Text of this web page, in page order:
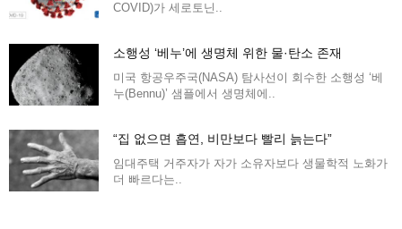
COVID)가 세로토닌..
소행성 ‘베누’에 생명체 위한 물·탄소 존재
미국 항공우주국(NASA) 탐사선이 회수한 소행성 ‘베
누(Bennu)’ 샘플에서 생명체에..
“집 없으면 흡연, 비만보다 빨리 늙는다”
임대주택 거주자가 자가 소유자보다 생물학적 노화가
더 빠르다는..